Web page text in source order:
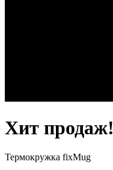
Хит продаж!
Термокружка fixMug